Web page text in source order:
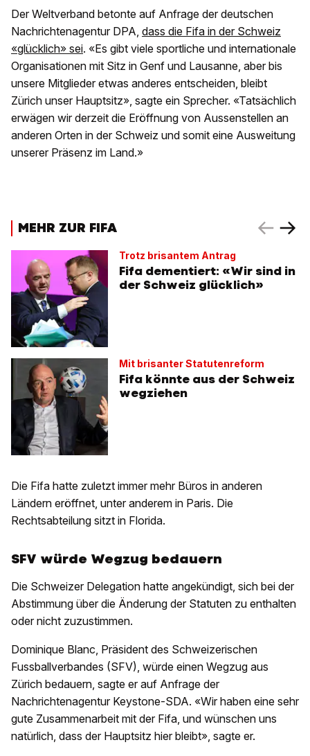
Der Weltverband betonte auf Anfrage der deutschen
Nachrichtenagentur DPA, dass die Fifa in der Schweiz
«glücklich» sei. «Es gibt viele sportliche und internationale
Organisationen mit Sitz in Genf und Lausanne, aber bis
unsere Mitglieder etwas anderes entscheiden, bleibt
Zürich unser Hauptsitz», sagte ein Sprecher. «Tatsächlich
erwägen wir derzeit die Eröffnung von Aussenstellen an
anderen Orten in der Schweiz und somit eine Ausweitung
unserer Präsenz im Land.»
MEHR ZUR FIFA
Trotz brisantem Antrag
Fifa dementiert: «Wir sind in
der Schweiz glücklich»
Mit brisanter Statutenreform
Fifa könnte aus der Schweiz
wegziehen
Die Fifa hatte zuletzt immer mehr Büros in anderen
Ländern eröffnet, unter anderem in Paris. Die
Rechtsabteilung sitzt in Florida.
SFV würde Wegzug bedauern
Die Schweizer Delegation hatte angekündigt, sich bei der
Abstimmung über die Änderung der Statuten zu enthalten
oder nicht zuzustimmen.
Dominique Blanc, Präsident des Schweizerischen
Fussballverbandes (SFV), würde einen Wegzug aus
Zürich bedauern, sagte er auf Anfrage der
Nachrichtenagentur Keystone-SDA. «Wir haben eine sehr
gute Zusammenarbeit mit der Fifa, und wünschen uns
natürlich, dass der Hauptsitz hier bleibt», sagte er.